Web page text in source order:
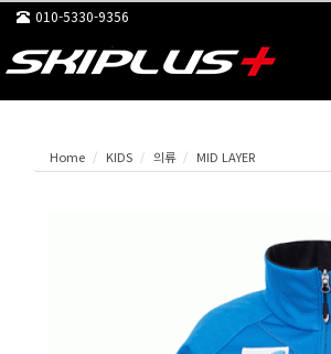
010-5330-9356
Home KIDS 의류 MID LAYER